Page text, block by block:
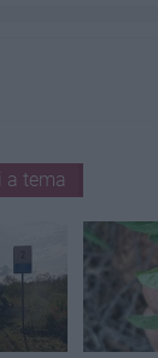
a tema